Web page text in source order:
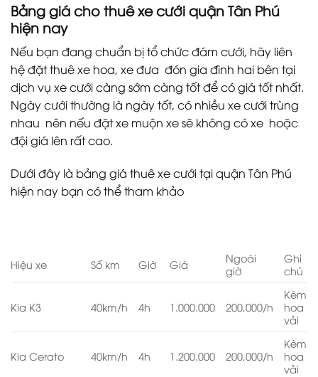
Bảng giá cho thuê xe cưới quận Tân Phú
hiện nay
Nếu bạn đang chuẩn bị tổ chức đám cưới, hãy liên
hệ đặt thuê xe hoa, xe đưa đón gia đình hai bên tại
dịch vụ xe cưới càng sớm càng tốt để có giá tốt nhất.
Ngày cưới thường là ngày tốt, có nhiều xe cưới trùng
nhau nên nếu đặt xe muộn xe sẽ không có xe hoặc
đội giá lên rất cao.
Dưới đây là bảng giá thuê xe cưới tại quận Tân Phú
hiện nay bạn có thể tham khảo
Hiệu xe Số km Giờ Giá
Ngoài
giờ
Ghi
chú
Kia K3 40km/h 4h 1.000.000 200,000/h
Kèm
hoa
vải
Kia Cerato 40km/h 4h 1.200.000 200,000/h
Kèm
hoa
vải